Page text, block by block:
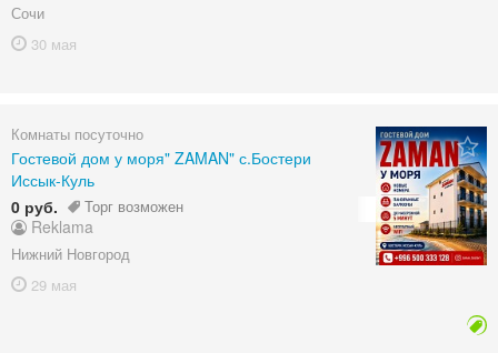
Сочи
30 мая
Комнаты посуточно
Гостевой дом у моря" ZAMAN" с.Бостери
Иссык-Куль
0 руб.
Торг возможен
Reklama
Нижний Новгород
29 мая